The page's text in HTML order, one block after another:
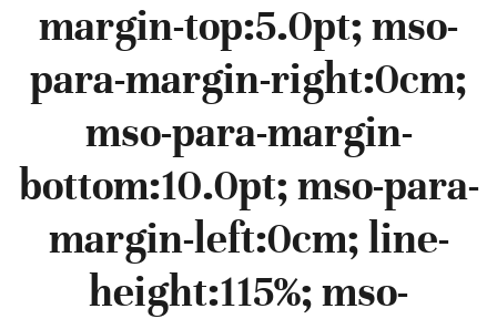
margin-top:5.0pt; mso-
para-margin-right:0cm;
mso-para-margin-
bottom:10.0pt; mso-para-
margin-left:0cm; line-
height:115%; mso-